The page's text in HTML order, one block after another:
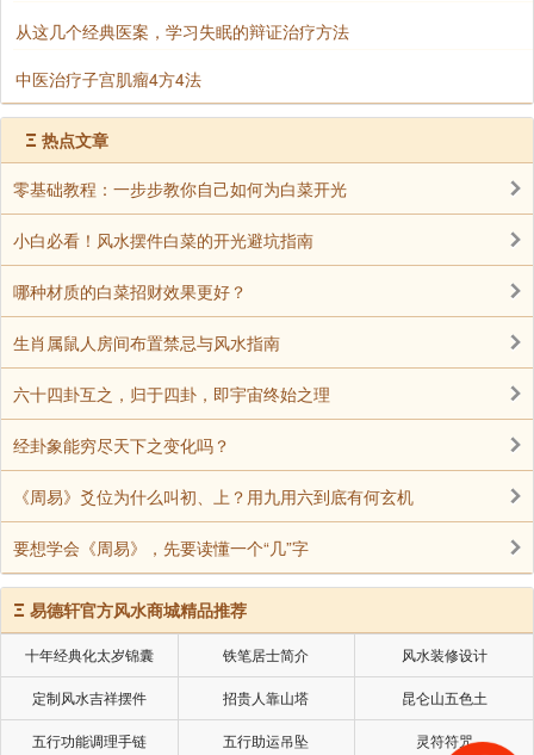
皈依不是皈依某一个法师，如果是皈依某一个法师，
以不是皈依某一个法师，是皈依三宝，是三宝弟子。如
果将来有人问：你皈依哪一个法师?你可以说：「我皈
依阿弥陀佛。」这个话没说错，决定正确。不能说皈依
净空法师，那就大错特错了，将来你会堕落，你是皈依
阿弥陀佛。我在这个地方传授皈依，我给你做证明，证
明你今天发心皈依阿弥陀佛，皈依《无量寿经》，皈依
观音、势至，我给你做证明，一定要搞清楚、搞明白，
决定不能搞错。
现在人往往皈依了，他不是皈依三宝，他是皈依某一
个人，一个人搞一个党派，一个人搞一个小团体，把佛
法搞得乌烟瘴气，乱七八糟!
皈依三宝是皈依觉正净，不是皈依一个法师，皈依法
师，那你就错了!你皈依三宝，这个出家人只是来给你
做证明，证明你皈依，你可不是皈依他，你一定要懂得
这个道理。
释迦牟尼佛教我们皈依阿弥陀佛，我们皈依阿弥陀
佛，才是释迦牟尼佛的好学生!所以人家将来问你，你皈
依了吗?你皈依师父是哪一位?你可不要说是老法师，否
则的话，那就成了笑话，大错特错!问你皈依师父是谁?
从这几个经典医案，学习失眠的辩证治疗方法
中医治疗子宫肌瘤4方4法
Ξ 热点文章
零基础教程：一步步教你自己如何为白菜开光
小白必看！风水摆件白菜的开光避坑指南
哪种材质的白菜招财效果更好？
生肖属鼠人房间布置禁忌与风水指南
六十四卦互之，归于四卦，即宇宙终始之理
经卦象能穷尽天下之变化吗？
《周易》爻位为什么叫初、上？用九用六到底有何玄机
要想学会《周易》，先要读懂一个“几”字
Ξ 易德轩官方风水商城精品推荐
十年经典化太岁锦囊 铁笔居士简介 风水装修设计
定制风水吉祥摆件 招贵人靠山塔 昆仑山五色土
五行功能调理手链 五行助运吊坠 灵符符咒